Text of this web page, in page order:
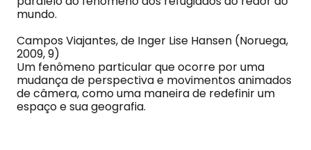
mundo.
Campos Viajantes, de Inger Lise Hansen (Noruega,
2009, 9)
Um fenômeno particular que ocorre por uma
mudança de perspectiva e movimentos animados
de câmera, como uma maneira de redefinir um
espaço e sua geografia.